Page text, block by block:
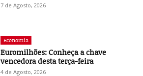
7 de Agosto, 2026
Economia
Euromilhões: Conheça a chave
vencedora desta terça-feira
4 de Agosto, 2026